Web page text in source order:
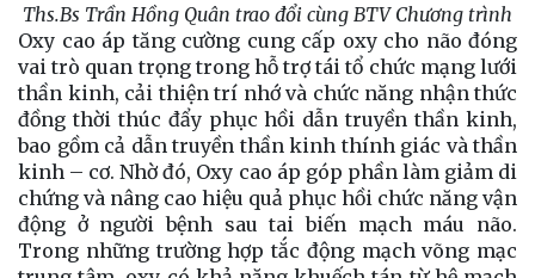
Ths.Bs Trần Hồng Quân trao đổi cùng BTV Chương trình
Oxy cao áp tăng cường cung cấp oxy cho não đóng
vai trò quan trọng trong hỗ trợ tái tổ chức mạng lưới
thần kinh, cải thiện trí nhớ và chức năng nhận thức
đồng thời thúc đẩy phục hồi dẫn truyền thần kinh,
bao gồm cả dẫn truyền thần kinh thính giác và thần
kinh – cơ. Nhờ đó, Oxy cao áp góp phần làm giảm di
chứng và nâng cao hiệu quả phục hồi chức năng vận
động ở người bệnh sau tai biến mạch máu não.
Trong những trường hợp tắc động mạch võng mạc